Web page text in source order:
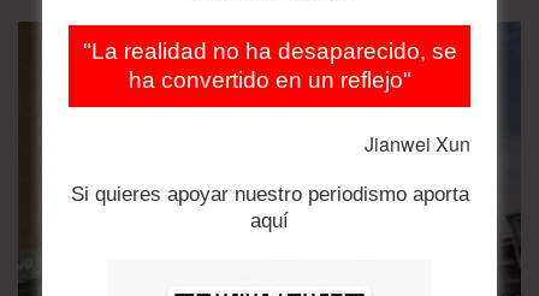
"La realidad no ha desaparecido, se
ha convertido en un reflejo"
Jianwei Xun
Si quieres apoyar nuestro periodismo aporta
aquí